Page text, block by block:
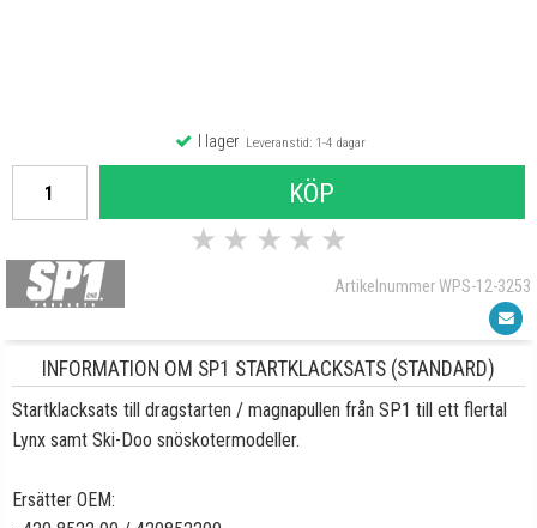
I lagerLeveranstid: 1-4 dagar
KÖP
★ ★ ★ ★ ★
Artikelnummer WPS-12-3253
INFORMATION OM SP1 STARTKLACKSATS (STANDARD)
Startklacksats till dragstarten / magnapullen från SP1 till ett flertal
Lynx samt Ski-Doo snöskotermodeller.
Ersätter OEM: